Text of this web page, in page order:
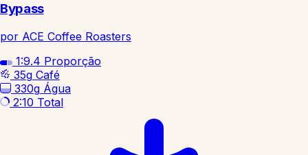
Bypass
por ACE Coffee Roasters
1:9.4 Proporção
35g Café
330g Água
2:10 Total